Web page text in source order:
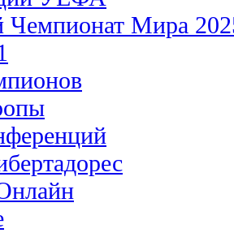
Чемпионат Мира